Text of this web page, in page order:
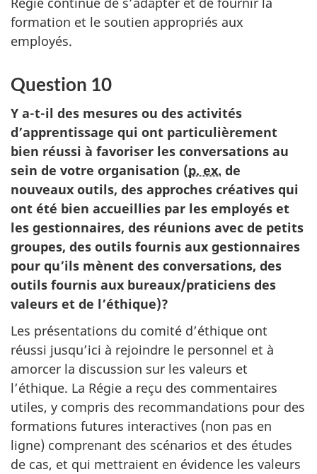
formation et le soutien appropriés aux
employés.
Question 10
Y a-t-il des mesures ou des activités
d’apprentissage qui ont particulièrement
bien réussi à favoriser les conversations au
sein de votre organisation (p. ex. de
nouveaux outils, des approches créatives qui
ont été bien accueillies par les employés et
les gestionnaires, des réunions avec de petits
groupes, des outils fournis aux gestionnaires
pour qu’ils mènent des conversations, des
outils fournis aux bureaux/praticiens des
valeurs et de l’éthique)?
Les présentations du comité d’éthique ont
réussi jusqu’ici à rejoindre le personnel et à
amorcer la discussion sur les valeurs et
l’éthique. La Régie a reçu des commentaires
utiles, y compris des recommandations pour des
formations futures interactives (non pas en
ligne) comprenant des scénarios et des études
de cas, et qui mettraient en évidence les valeurs